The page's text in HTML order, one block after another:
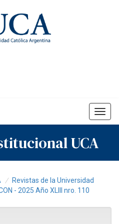
UCA
Revistas de la Universidad
- 2025 Año XLIII nro. 110